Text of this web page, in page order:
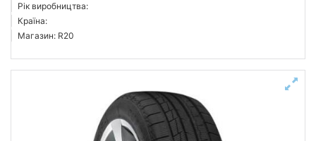
Рік виробництва:
Країна:
Магазин: R20